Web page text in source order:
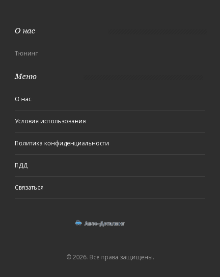
О нас
Тюнинг
Меню
О нас
Условия использования
Политика конфиденциальности
ПДД
Связаться
© 2026. Все права защищены.